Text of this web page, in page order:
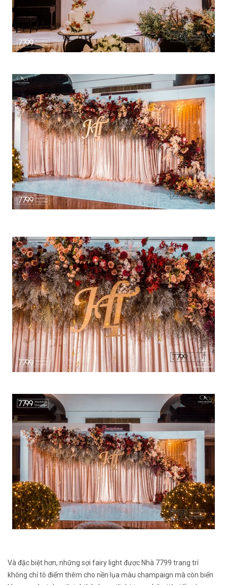
Và đặc biệt hơn, những sợi fairy light được Nhà 7799 trang trí
không chỉ tô điểm thêm cho nền lụa màu champaign mà còn biến